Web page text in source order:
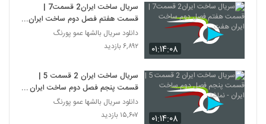
۰۱:۱۴:۰۸
سریال ساخت ایران2 قسمت7 |
قسمت هفتم فصل دوم ساخت ایران
هفت
دانلود سریال بالشها عمو پورنگ
۶,۸۹۲ بازدید
۰۱:۱۴:۰۸
سریال ساخت ایران 2 قسمت 5 |
قسمت پنجم فصل دوم ساخت ایران -
نماشا
دانلود سریال بالشها عمو پورنگ
۱۵,۶۰۷ بازدید